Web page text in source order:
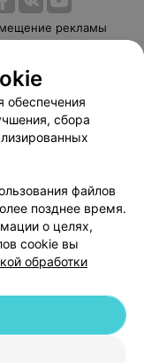
рекламы
оплаты
Республика Беларусь,
обеспечения
сбора
файлов
позднее время.
о целях,
cookie вы
обработки